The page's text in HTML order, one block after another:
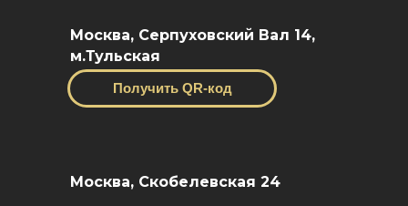
Москва, Серпуховский Вал 14,
м.Тульская
Получить QR-код
Москва, Скобелевская 24